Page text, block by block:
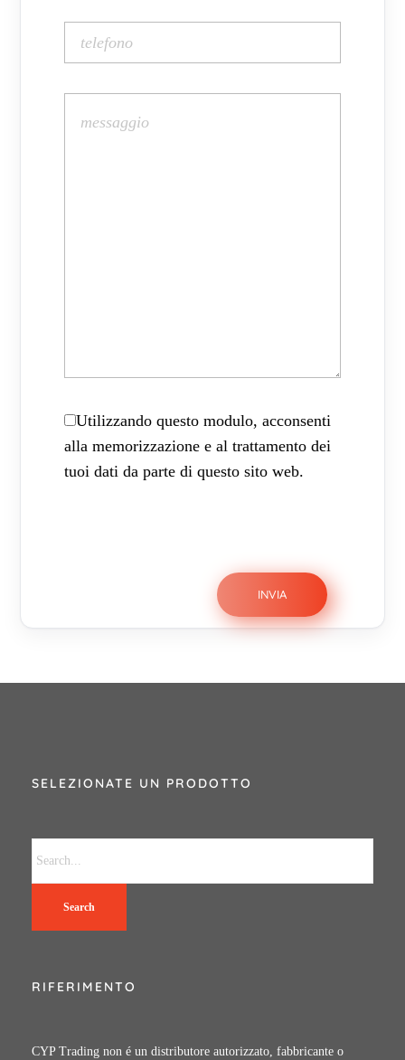
Utilizzando questo modulo, acconsenti
alla memorizzazione e al trattamento dei
tuoi dati da parte di questo sito web.
SELEZIONATE UN PRODOTTO
Search
RIFERIMENTO
CYP Trading non é un distributore autorizzato, fabbricante o